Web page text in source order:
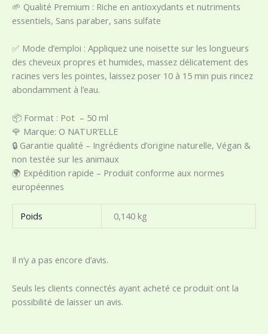
🌱 Qualité Premium : Riche en antioxydants et nutriments
essentiels, Sans paraber, sans sulfate
✅ Mode d’emploi : Appliquez une noisette sur les longueurs
des cheveux propres et humides, massez délicatement des
racines vers les pointes, laissez poser 10 à 15 min puis rincez
abondamment à l’eau.
📦 Format : Pot – 50 ml
🌹 Marque: O NATUR’ELLE
🔒 Garantie qualité – Ingrédients d’origine naturelle, Végan &
non testée sur les animaux
🌍 Expédition rapide – Produit conforme aux normes
européennes
Poids 0,140 kg
Il n’y a pas encore d’avis.
Seuls les clients connectés ayant acheté ce produit ont la
possibilité de laisser un avis.